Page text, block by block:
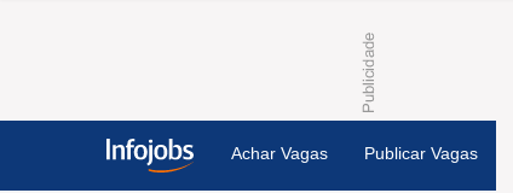
Achar Vagas Publicar Vagas